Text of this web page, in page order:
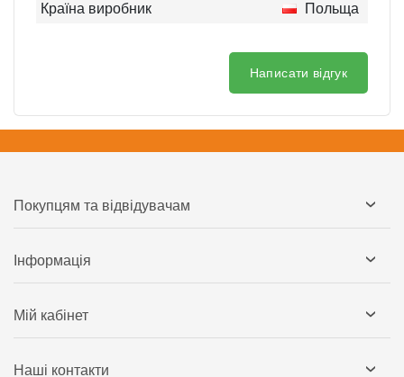
Країна виробник
Польща
Написати відгук
Покупцям та відвідувачам
Інформація
Мій кабінет
Наші контакти